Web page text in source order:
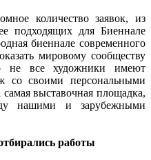
количество заявок, из
подходящих для Биеннале
биеннале современного
мировому сообществу
не все художники имеют
со своими персональными
выставочная площадка,
нашими и зарубежными
работы